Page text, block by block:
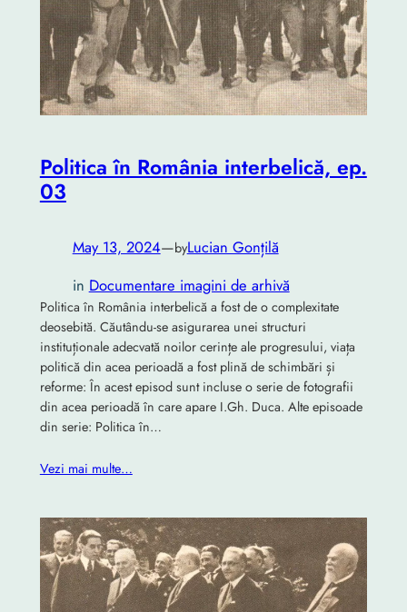
Politica în România interbelică, ep.
03
May 13, 2024—byLucian Gonțilă
in Documentare imagini de arhivă
Politica în România interbelică a fost de o complexitate
deosebită. Căutându-se asigurarea unei structuri
instituționale adecvată noilor cerințe ale progresului, viața
politică din acea perioadă a fost plină de schimbări și
reforme: În acest episod sunt incluse o serie de fotografii
din acea perioadă în care apare I.Gh. Duca. Alte episoade
din serie: Politica în…
Vezi mai multe…